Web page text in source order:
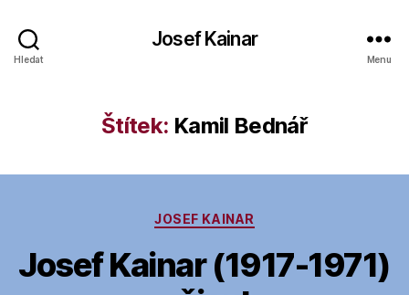
Hledat
Josef Kainar
Menu
Štítek: Kamil Bednář
Rubriky
JOSEF KAINAR
Josef Kainar (1917-1971)